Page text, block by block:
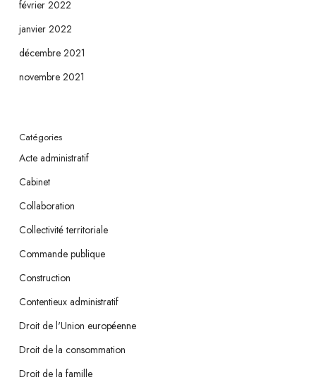
février 2022
janvier 2022
décembre 2021
novembre 2021
Catégories
Acte administratif
Cabinet
Collaboration
Collectivité territoriale
Commande publique
Construction
Contentieux administratif
Droit de l'Union européenne
Droit de la consommation
Droit de la famille